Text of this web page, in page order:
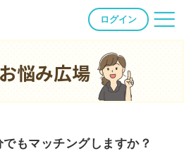
ログイン
悩み広場
もマッチングしますか？